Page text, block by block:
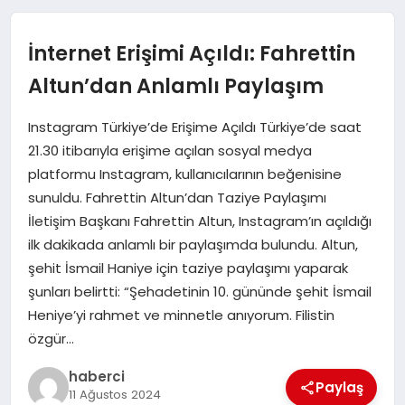
SAĞLIK
SIYASET
SPOR
TEKNOLOJI
YAŞAM
İnternet Erişimi Açıldı: Fahrettin
Altun’dan Anlamlı Paylaşım
Instagram Türkiye’de Erişime Açıldı Türkiye’de saat
21.30 itibarıyla erişime açılan sosyal medya
platformu Instagram, kullanıcılarının beğenisine
sunuldu. Fahrettin Altun’dan Taziye Paylaşımı
İletişim Başkanı Fahrettin Altun, Instagram’ın açıldığı
ilk dakikada anlamlı bir paylaşımda bulundu. Altun,
şehit İsmail Haniye için taziye paylaşımı yaparak
şunları belirtti: “Şehadetinin 10. gününde şehit İsmail
Heniye’yi rahmet ve minnetle anıyorum. Filistin
özgür…
haberci
11 Ağustos 2024 Paylaş